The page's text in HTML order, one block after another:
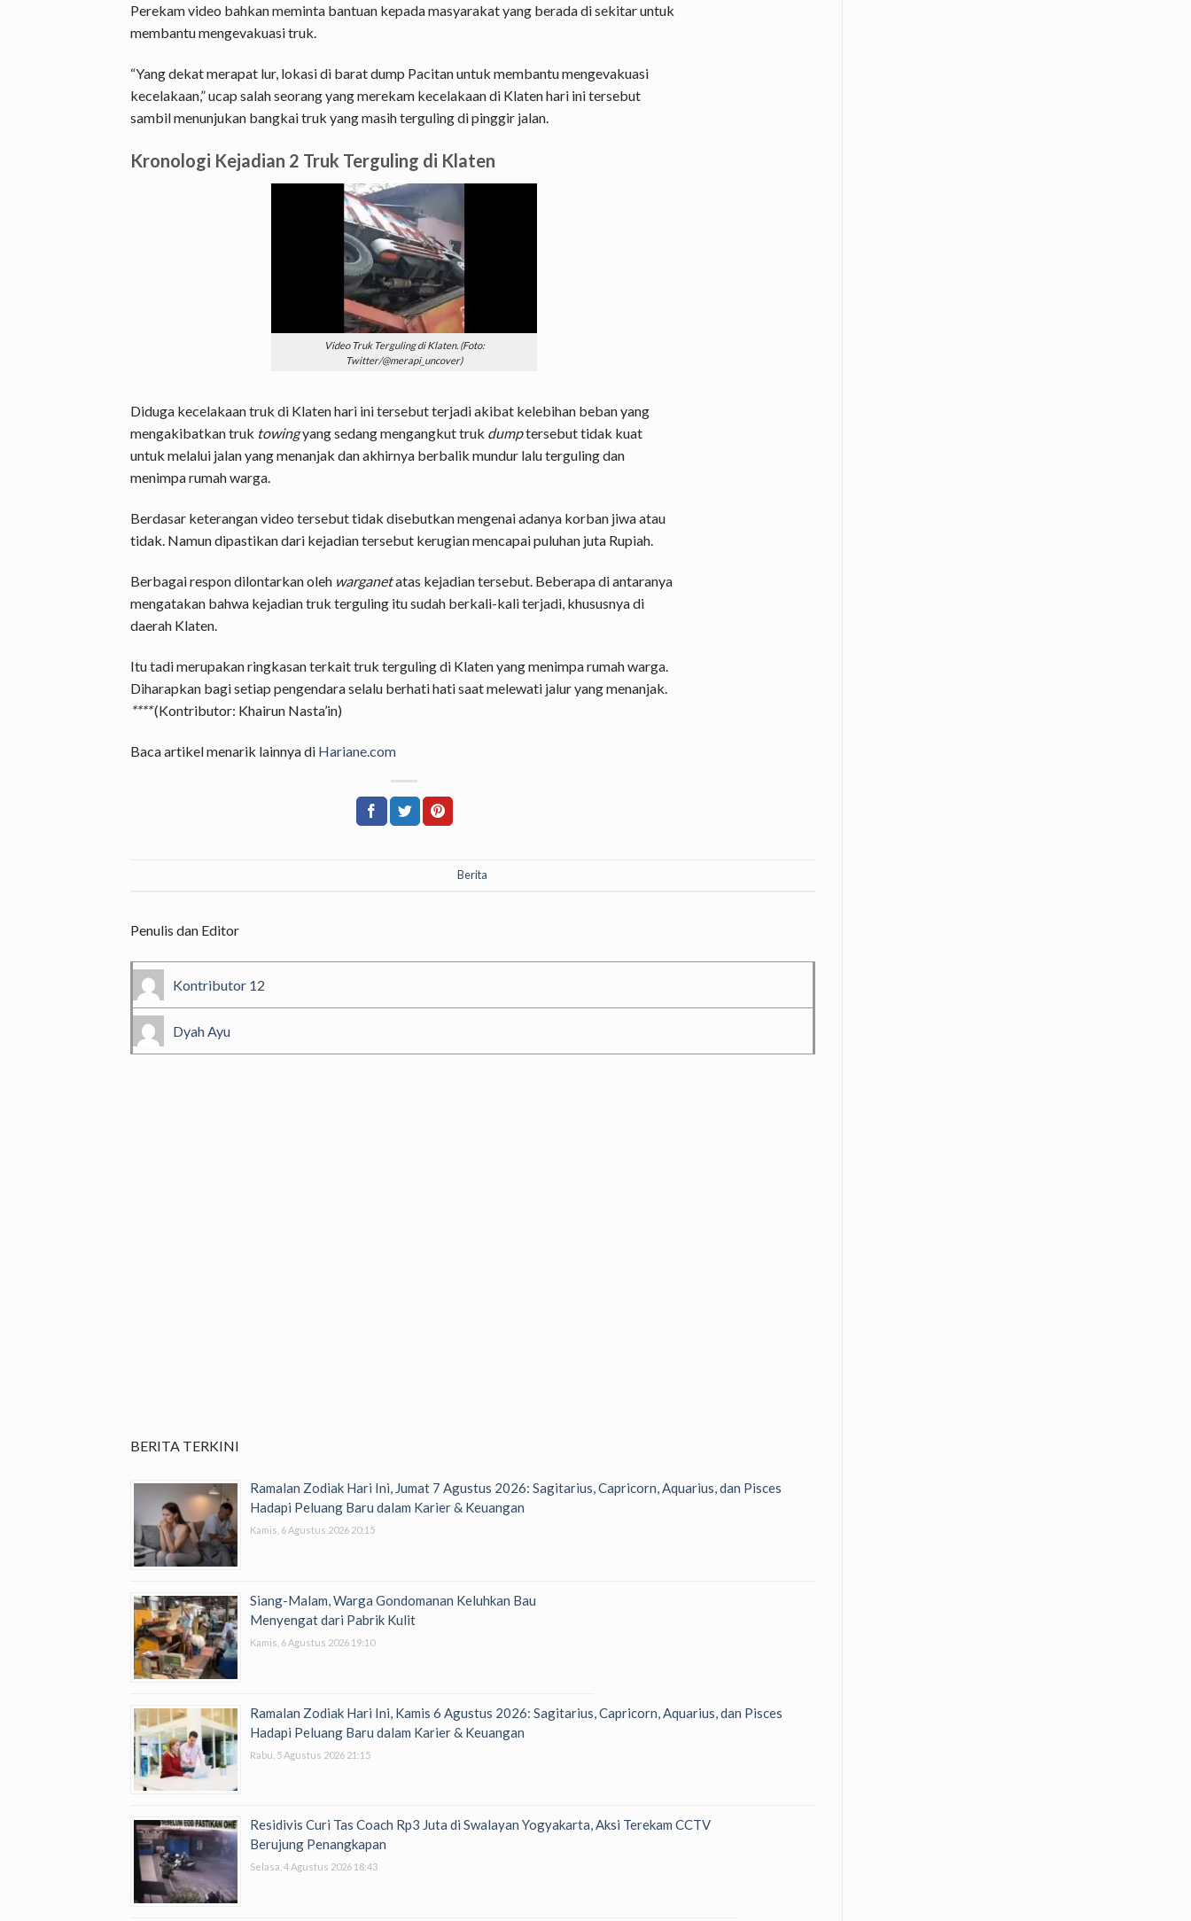
Perekam video bahkan meminta bantuan kepada masyarakat yang berada di sekitar untuk
membantu mengevakuasi truk.
“Yang dekat merapat lur, lokasi di barat dump Pacitan untuk membantu mengevakuasi
kecelakaan,” ucap salah seorang yang merekam kecelakaan di Klaten hari ini tersebut
sambil menunjukan bangkai truk yang masih terguling di pinggir jalan.
Kronologi Kejadian 2 Truk Terguling di Klaten
Video Truk Terguling di Klaten. (Foto:
Twitter/@merapi_uncover)
Diduga kecelakaan truk di Klaten hari ini tersebut terjadi akibat kelebihan beban yang
mengakibatkan truk towingyang sedang mengangkut truk dumptersebut tidak kuat
untuk melalui jalan yang menanjak dan akhirnya berbalik mundur lalu terguling dan
menimpa rumah warga.
Berdasar keterangan video tersebut tidak disebutkan mengenai adanya korban jiwa atau
tidak. Namun dipastikan dari kejadian tersebut kerugian mencapai puluhan juta Rupiah.
Berbagai respon dilontarkan oleh warganetatas kejadian tersebut. Beberapa di antaranya
mengatakan bahwa kejadian truk terguling itu sudah berkali-kali terjadi, khususnya di
daerah Klaten.
Itu tadi merupakan ringkasan terkait truk terguling di Klaten yang menimpa rumah warga.
Diharapkan bagi setiap pengendara selalu berhati hati saat melewati jalur yang menanjak.
****(Kontributor: Khairun Nasta’in)
Baca artikel menarik lainnya di Hariane.com
Berita
Penulis dan Editor
Kontributor 12
Dyah Ayu
BERITA TERKINI
Ramalan Zodiak Hari Ini, Jumat 7 Agustus 2026: Sagitarius, Capricorn, Aquarius, dan Pisces
Hadapi Peluang Baru dalam Karier & Keuangan
Kamis, 6 Agustus 2026 20:15
Siang-Malam, Warga Gondomanan Keluhkan Bau
Menyengat dari Pabrik Kulit
Kamis, 6 Agustus 2026 19:10
Ramalan Zodiak Hari Ini, Kamis 6 Agustus 2026: Sagitarius, Capricorn, Aquarius, dan Pisces
Hadapi Peluang Baru dalam Karier & Keuangan
Rabu, 5 Agustus 2026 21:15
Residivis Curi Tas Coach Rp3 Juta di Swalayan Yogyakarta, Aksi Terekam CCTV
Berujung Penangkapan
Selasa, 4 Agustus 2026 18:43